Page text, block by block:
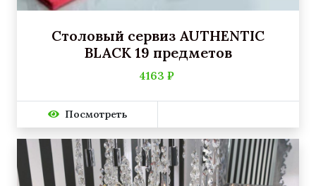
Столовый сервиз AUTHENTIC
BLACK 19 предметов
4163 ₽
Посмотреть